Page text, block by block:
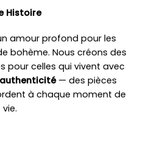
Histoire
amour profond pour les
bohème. Nous créons des
pour celles qui vivent avec
authenticité— des pièces
à chaque moment de
vie.